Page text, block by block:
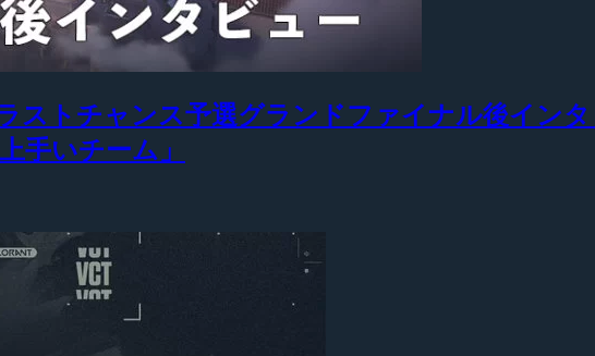
ストチャンス予選グランドファイナル後イン
手いチーム」